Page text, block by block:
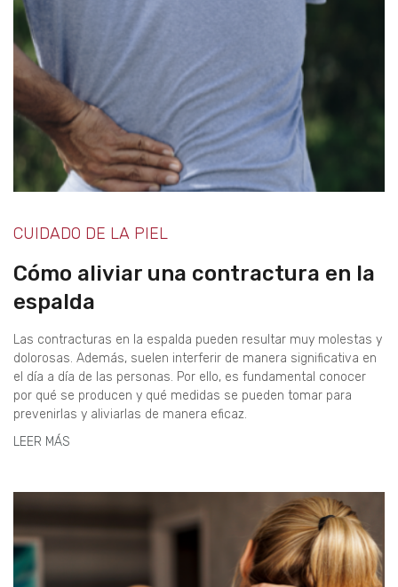
CUIDADO DE LA PIEL
Cómo aliviar una contractura en la
espalda
Las contracturas en la espalda pueden resultar muy molestas y
dolorosas. Además, suelen interferir de manera significativa en
el día a día de las personas. Por ello, es fundamental conocer
por qué se producen y qué medidas se pueden tomar para
prevenirlas y aliviarlas de manera eficaz.
LEER MÁS